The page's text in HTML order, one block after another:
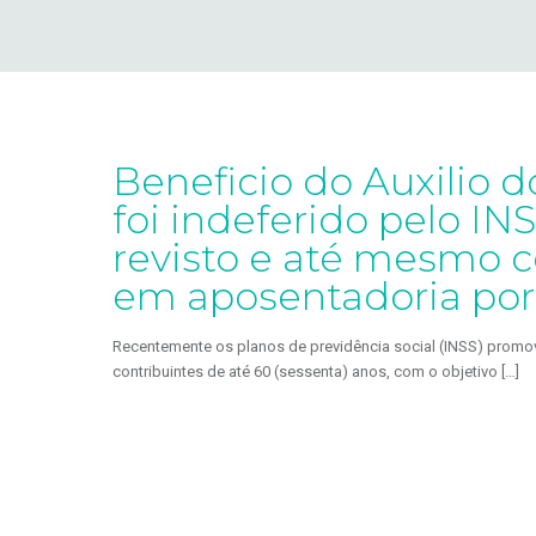
Beneficio do Auxilio
foi indeferido pelo
revisto e até mesmo
em aposentadoria
Recentemente os planos de previdência social (INSS)
contribuintes de até 60 (sessenta) anos, com o objetivo […]